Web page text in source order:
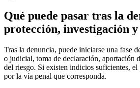
Qué puede pasar tras la
protección, investigación
Tras la denuncia, puede iniciarse una fase
o judicial, toma de declaración, aportación
del riesgo. Si existen indicios suficientes, el
por la vía penal que corresponda.